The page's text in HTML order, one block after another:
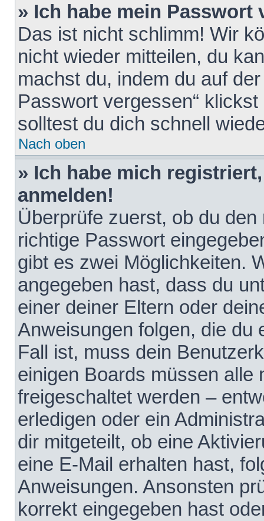
» Ich habe mein Passwort
Das ist nicht schlimm! Wir
nicht wieder mitteilen, du
machst du, indem du auf
Passwort vergessen“
solltest du dich schnell
Nach oben
» Ich habe mich
anmelden!
Überprüfe zuerst, ob du
richtige Passwort
gibt es zwei Möglichkeiten.
angegeben hast, dass du
einer deiner Eltern oder
Anweisungen folgen, die du
Fall ist, muss dein
einigen Boards müssen alle
freigeschaltet werden –
erledigen oder ein
dir mitgeteilt, ob eine
eine E-Mail erhalten hast,
Anweisungen. Ansonsten
korrekt eingegeben hast